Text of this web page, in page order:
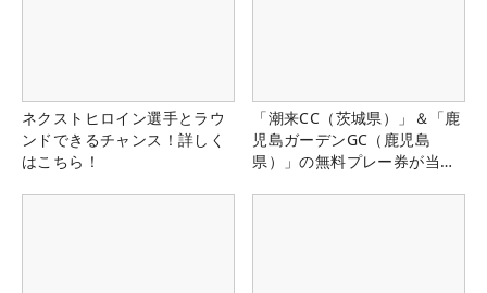
ネクストヒロイン選手とラウ
ンドできるチャンス！詳しく
はこちら！
「潮来CC（茨城県）」＆「鹿
児島ガーデンGC（鹿児島
県）」の無料プレー券が当た